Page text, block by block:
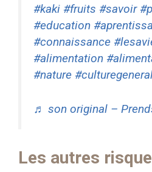
#kaki #fruits #savoir
#education
#connaissance
#alimentation
#nature
♬ son original –
Les autres